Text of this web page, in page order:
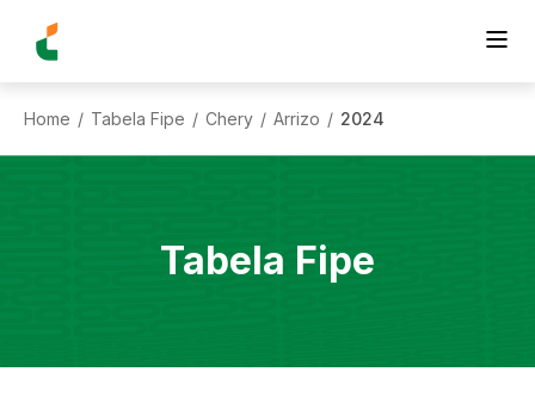
Home / Tabela Fipe / Chery / Arrizo / 2024
Tabela Fipe